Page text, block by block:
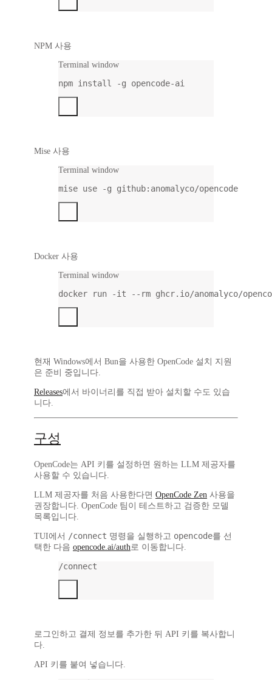
NPM 사용
Terminal window
npm install -g opencode-ai
Mise 사용
Terminal window
mise use -g github:anomalyco/opencode
Docker 사용
Terminal window
docker run -it --rm ghcr.io/anomalyco/
현재 Windows에서 Bun을 사용한 OpenCode 설치 지원
은 준비 중입니다.
Releases에서 바이너리를 직접 받아 설치할 수도 있습
니다.
구성
OpenCode는 API 키를 설정하면 원하는 LLM 제공자를
사용할 수 있습니다.
LLM 제공자를 처음 사용한다면 OpenCode Zen 사용을
권장합니다. OpenCode 팀이 테스트하고 검증한 모델
목록입니다.
TUI에서 /connect 명령을 실행하고 opencode를 선
택한 다음 opencode.ai/auth 로 이동합니다.
/connect
로그인하고 결제 정보를 추가한 뒤 API 키를 복사합니
다.
API 키를 붙여 넣습니다.